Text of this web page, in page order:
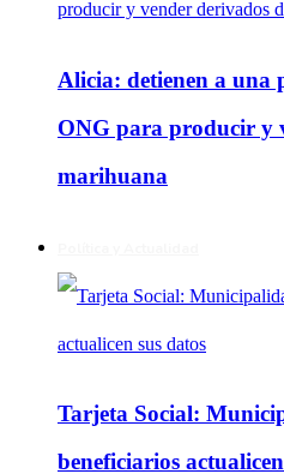
Alicia: detienen a una
ONG para producir y
marihuana
Tarjeta Social:
beneficiarios